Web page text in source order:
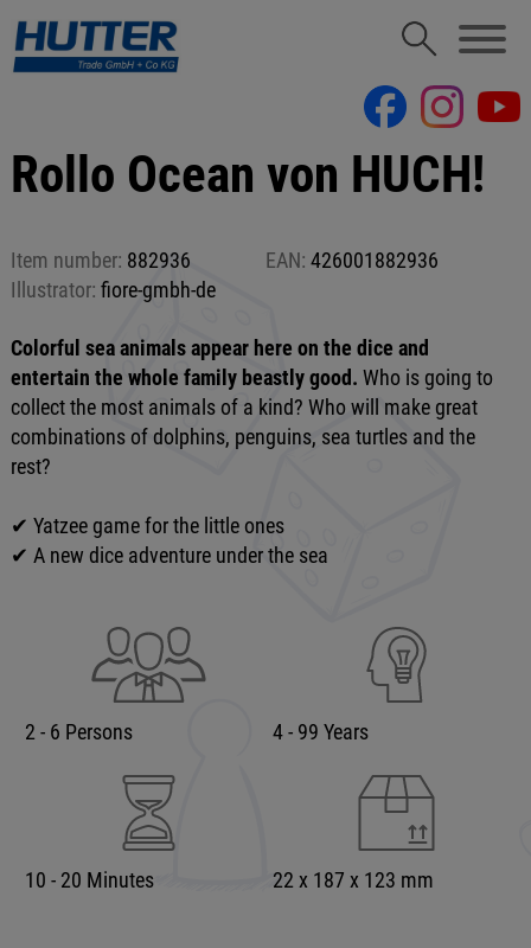
Rollo Ocean von HUCH!
Item number: 882936 EAN: 426001882936
Illustrator: fiore-gmbh-de
Colorful sea animals appear here on the dice and
entertain the whole family beastly good. Who is going to
collect the most animals of a kind? Who will make great
combinations of dolphins, penguins, sea turtles and the
rest?
✔ Yatzee game for the little ones
✔ A new dice adventure under the sea
2 - 6 Persons 4 - 99 Years
10 - 20 Minutes 22 x 187 x 123 mm